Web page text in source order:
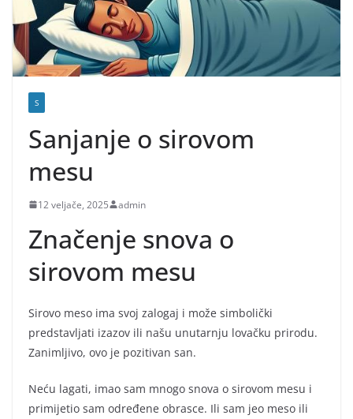
S
Sanjanje o sirovom
mesu
12 veljače, 2025 admin
Značenje snova o
sirovom mesu
Sirovo meso ima svoj zalogaj i može simbolički
predstavljati izazov ili našu unutarnju lovačku prirodu.
Zanimljivo, ovo je pozitivan san.
Neću lagati, imao sam mnogo snova o sirovom mesu i
primijetio sam određene obrasce. Ili sam jeo meso ili